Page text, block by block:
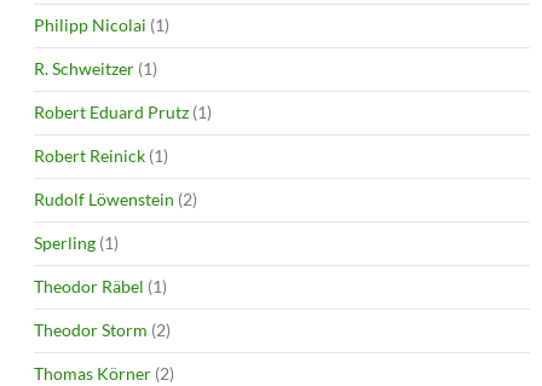
Philipp Nicolai (1)
R. Schweitzer (1)
Robert Eduard Prutz (1)
Robert Reinick (1)
Rudolf Löwenstein (2)
Sperling (1)
Theodor Räbel (1)
Theodor Storm (2)
Thomas Körner (2)